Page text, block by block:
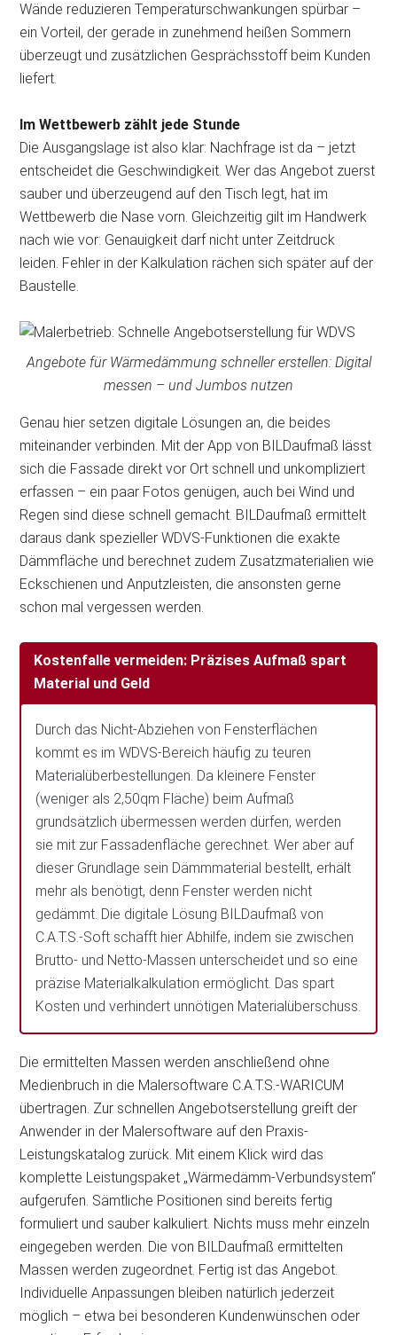
Wände reduzieren Temperaturschwankungen spürbar –
ein Vorteil, der gerade in zunehmend heißen Sommern
überzeugt und zusätzlichen Gesprächsstoff beim Kunden
liefert.
Im Wettbewerb zählt jede Stunde
Die Ausgangslage ist also klar: Nachfrage ist da – jetzt
entscheidet die Geschwindigkeit. Wer das Angebot zuerst
sauber und überzeugend auf den Tisch legt, hat im
Wettbewerb die Nase vorn. Gleichzeitig gilt im Handwerk
nach wie vor: Genauigkeit darf nicht unter Zeitdruck
leiden. Fehler in der Kalkulation rächen sich später auf der
Baustelle.
Angebote für Wärmedämmung schneller erstellen: Digital
messen – und Jumbos nutzen
Genau hier setzen digitale Lösungen an, die beides
miteinander verbinden. Mit der App von BILDaufmaß lässt
sich die Fassade direkt vor Ort schnell und unkompliziert
erfassen – ein paar Fotos genügen, auch bei Wind und
Regen sind diese schnell gemacht. BILDaufmaß ermittelt
daraus dank spezieller WDVS-Funktionen die exakte
Dämmfläche und berechnet zudem Zusatzmaterialien wie
Eckschienen und Anputzleisten, die ansonsten gerne
schon mal vergessen werden.
Kostenfalle vermeiden: Präzises Aufmaß spart
Material und Geld
Durch das Nicht-Abziehen von Fensterflächen
kommt es im WDVS-Bereich häufig zu teuren
Materialüberbestellungen. Da kleinere Fenster
(weniger als 2,50qm Fläche) beim Aufmaß
grundsätzlich übermessen werden dürfen, werden
sie mit zur Fassadenfläche gerechnet. Wer aber auf
dieser Grundlage sein Dämmmaterial bestellt, erhält
mehr als benötigt, denn Fenster werden nicht
gedämmt. Die digitale Lösung BILDaufmaß von
C.A.T.S.-Soft schafft hier Abhilfe, indem sie zwischen
Brutto- und Netto-Massen unterscheidet und so eine
präzise Materialkalkulation ermöglicht. Das spart
Kosten und verhindert unnötigen Materialüberschuss.
Die ermittelten Massen werden anschließend ohne
Medienbruch in die Malersoftware C.A.T.S.-WARICUM
übertragen. Zur schnellen Angebotserstellung greift der
Anwender in der Malersoftware auf den Praxis-
Leistungskatalog zurück. Mit einem Klick wird das
komplette Leistungspaket „Wärmedämm-Verbundsystem“
aufgerufen. Sämtliche Positionen sind bereits fertig
formuliert und sauber kalkuliert. Nichts muss mehr einzeln
eingegeben werden. Die von BILDaufmaß ermittelten
Massen werden zugeordnet. Fertig ist das Angebot.
Individuelle Anpassungen bleiben natürlich jederzeit
möglich – etwa bei besonderen Kundenwünschen oder